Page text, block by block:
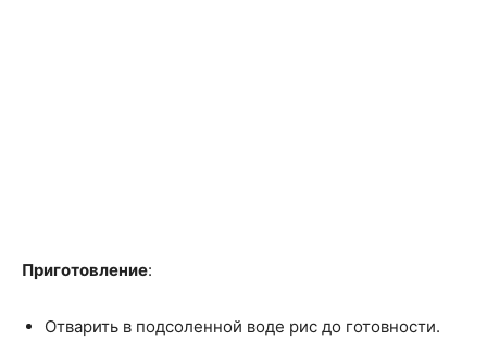
Приготовление:
Отварить в подсоленной воде рис до готовности.